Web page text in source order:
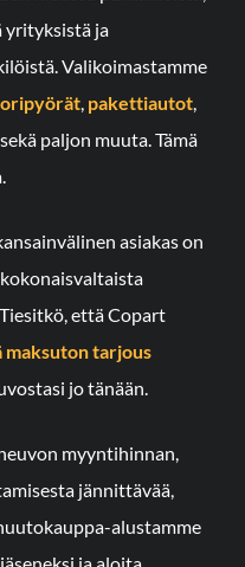
yrityksistä ja
Valikoimastamme
pakettiautot
paljon muuta. Tämä
asiakas on
että Copart
maksuton tarjous
jo tänään.
myyntihinnan,
jännittävää,
alustamme
ja aloita